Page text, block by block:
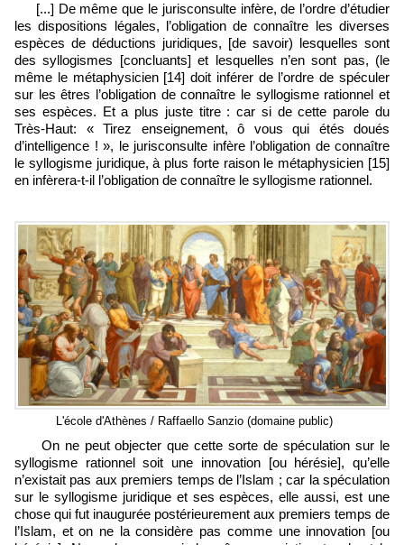
[...] De même que le jurisconsulte infère, de l’ordre d’étudier
les dispositions légales, l’obligation de connaître les diverses
espèces de déductions juridiques, [de savoir) lesquelles sont
des syllogismes [concluants] et lesquelles n’en sont pas, (le
même le métaphysicien [14] doit inférer de l’ordre de spéculer
sur les êtres l’obligation de connaître le syllogisme rationnel et
ses espèces. Et a plus juste titre : car si de cette parole du
Très-Haut: « Tirez enseignement, ô vous qui étés doués
d’intelligence ! », le jurisconsulte infère l’obligation de connaître
le syllogisme juridique, à plus forte raison le métaphysicien [15]
en infèrera-t-il l’obligation de connaître le syllogisme rationnel.
L'école d'Athènes / Raffaello Sanzio (domaine public)
On ne peut objecter que cette sorte de spéculation sur le
syllogisme rationnel soit une innovation [ou hérésie], qu’elle
n’existait pas aux premiers temps de l’Islam ; car la spéculation
sur le syllogisme juridique et ses espèces, elle aussi, est une
chose qui fut inaugurée postérieurement aux premiers temps de
l’Islam, et on ne la considère pas comme une innovation [ou